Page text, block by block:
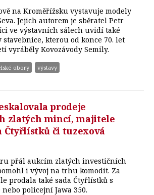
na Kroměřížsku vystavuje modely
Jejich autorem je sběratel Petr
ve výstavních sálech uvidí také
kterou od konce 70. let
vyráběly Kovozávody Semily.
obory výstavy
prodeje
zlatých mincí, majitele
Čtyřlístků či tuzexová
přál aukcím zlatých investičních
i vývoj na trhu komodit. Za
prodala také sada Čtyřlístků s
nebo policejní Jawa 350.